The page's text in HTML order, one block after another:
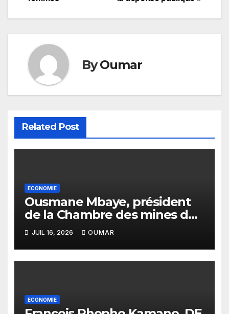
ByOumar
Related Post
ECONOMIE
Ousmane Mbaye, président
de la Chambre des mines du
Sénégal : « C’est l’Etat qui doit
assurer le financement des
infrastructures »
JUIL 16, 2026 OUMAR
ECONOMIE